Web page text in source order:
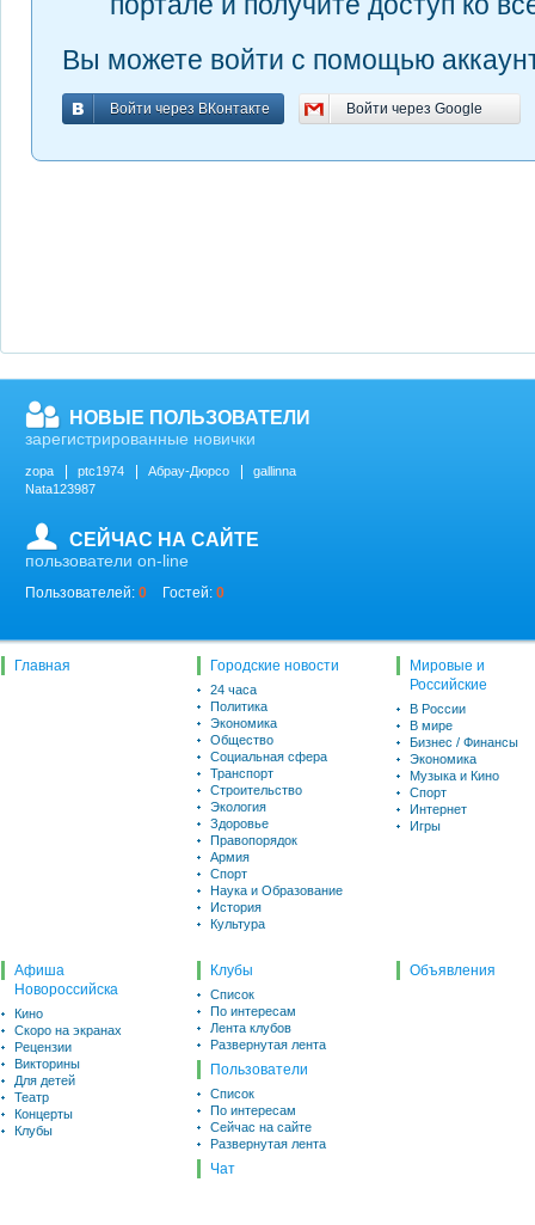
Вы можете войти с помощью
Войти через ВКонтакте
Войти через ВКонтакте Войти через Google
Войти через Google
НОВЫЕ ПОЛЬЗОВАТЕЛИ
зарегистрированные новички
zopa ptc1974 Абрау-Дюрсо
gallinna
Nata123987
СЕЙЧАС НА САЙТЕ
пользователи on-line
Пользователей: 0 Гостей: 0
Главная Городские новости
24 часа
Политика
Экономика
Общество
Социальная сфера
Транспорт
Строительство
Экология
Здоровье
Правопорядок
Армия
Спорт
Наука и Образование
История
Культура
Мировые и
Российские
В России
В мире
Бизнес / Финансы
Экономика
Музыка и Кино
Спорт
Интернет
Игры
Афиша
Новороссийска
Кино
Скоро на экранах
Рецензии
Викторины
Для детей
Театр
Концерты
Клубы
Клубы
Список
По интересам
Лента клубов
Развернутая лента
Пользователи
Список
По интересам
Сейчас на сайте
Развернутая лента
Чат
Объявления